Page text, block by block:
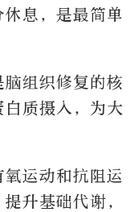
息，是最简单
脑组织修复的核
质摄入，为大
氧运动和抗阻运
升基础代谢，